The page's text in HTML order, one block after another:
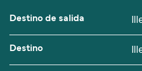
Destino de salida
Destino